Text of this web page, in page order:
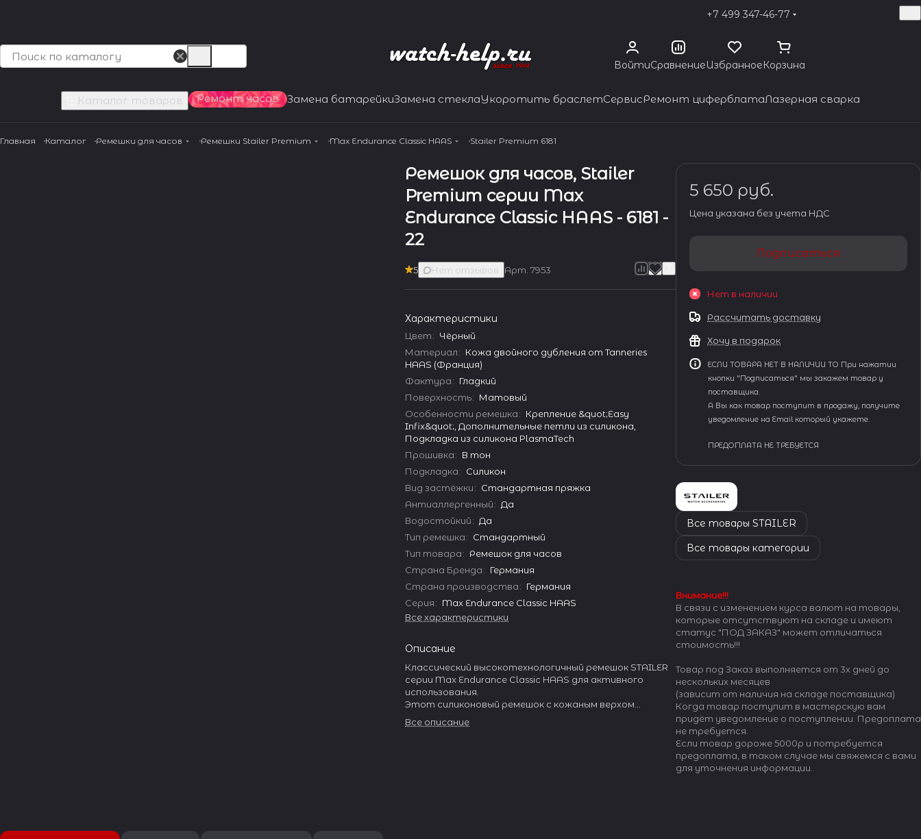
+7 499 347-46-77
ВойтиСравнениеИзбранноеКорзина
Каталог товаров Ремонт часов Замена батарейкиЗамена стеклаУкоротить браслетСервисРемонт циферблатаЛазерная сварка
Главная Каталог Ремешки для часов Ремешки Stailer Premium Max Endurance Classic HAAS Stailer Premium 6181
Ремешок для часов, Stailer
Premium серии Max
Endurance Classic HAAS - 6181 -
22
5 Нет отзывов Арт.7953
Характеристики
Цвет: Чёрный
Материал: Кожа двойного дубления от Tanneries
HAAS (Франция)
Фактура: Гладкий
Поверхность: Матовый
Особенности ремешка: Крепление &quot;Easy
Infix&quot;, Дополнительные петли из силикона,
Подкладка из силикона PlasmaTech
Прошивка: В тон
Подкладка: Силикон
Вид застёжки: Стандартная пряжка
Антиаллергенный: Да
Водостойкий: Да
Тип ремешка: Стандартный
Тип товара: Ремешок для часов
Страна Бренда: Германия
Страна производства: Германия
Серия: Max Endurance Classic HAAS
Все характеристики
Описание
Классический высокотехнологичный ремешок STAILER
серии Max Endurance Classic HAAS для активного
использования.
Этот силиконовый ремешок с кожаным верхом
Endurance" в переводе "Максимальная выносливость".
Все описание
5 650 руб.
Цена указана без учета НДС
Подписаться
Нет в наличии
Рассчитать доставку
Хочу в подарок
ЕСЛИ ТОВАРА НЕТ В НАЛИЧИИ ТО При нажатии
кнопки "Подписаться" мы закажем товар у
поставщика.
А Вы как товар поступит в продажу, получите
уведомление на Email который укажете.
ПРЕДОПЛАТА НЕ ТРЕБУЕТСЯ
Все товары STAILER
Все товары категории
Внимание!!!
В связи с изменением курса валют на товары,
которые отсутствуют на складе и имеют
статус "ПОД ЗАКАЗ" может отличаться
стоимость!!!
Товар под Заказ выполняется от 3х дней до
нескольких месяцев
(зависит от наличия на складе поставщика)
Когда товар поступит в мастерскую вам
придёт уведомление о поступлении. Предоплата
не требуется.
Если товар дороже 5000р и потребуется
предоплата, в таком случае мы свяжемся с вами
для уточнения информации.